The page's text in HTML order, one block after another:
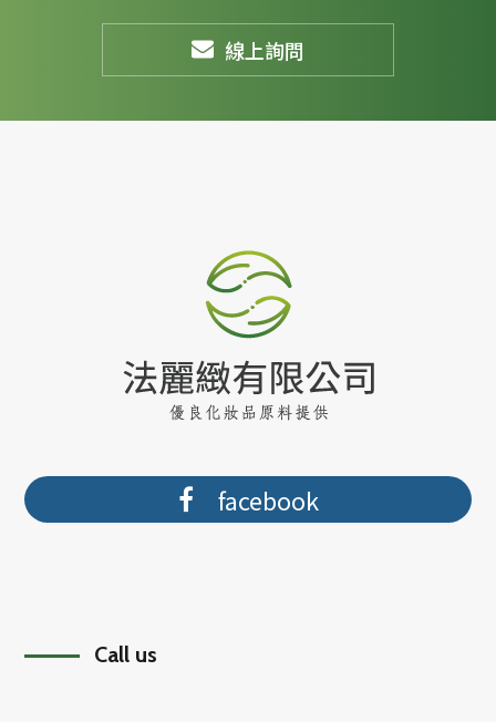
線上詢問
facebook
Call us